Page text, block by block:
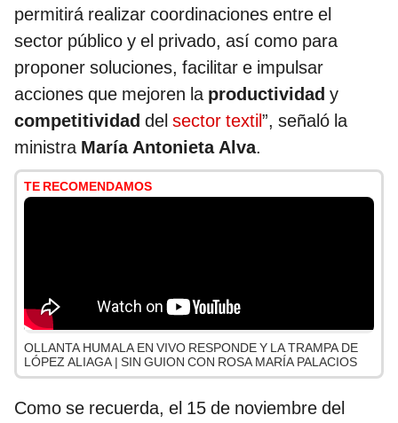
permitirá realizar coordinaciones entre el
sector público y el privado, así como para
proponer soluciones, facilitar e impulsar
acciones que mejoren la productividad y
competitividad del sector textil”, señaló la
ministra María Antonieta Alva.
TE RECOMENDAMOS
OLLANTA HUMALA EN VIVO RESPONDE Y LA TRAMPA DE
LÓPEZ ALIAGA | SIN GUION CON ROSA MARÍA PALACIOS
Como se recuerda, el 15 de noviembre del